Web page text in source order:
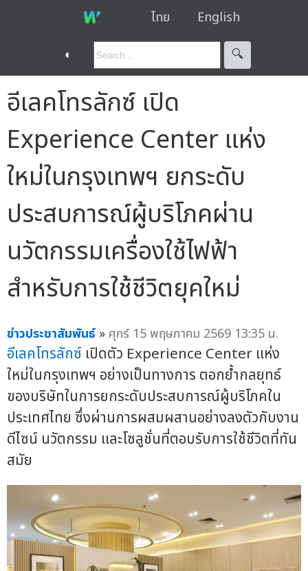
ไทย English
◐ 🔍︎
อีเลคโทรลักซ์ เปิด
Experience Center แห่ง
ใหม่ในกรุงเทพฯ ยกระดับ
ประสบการณ์ผู้บริโภคผ่าน
นวัตกรรมเครื่องใช้ไฟฟ้า
สำหรับการใช้ชีวิตยุคใหม่
ข่าวประชาสัมพันธ์ » ศุกร์ 15 พฤษภาคม 2569 13:35 น.
อีเลคโทรลักซ์ เปิดตัว Experience Center แห่ง
ใหม่ในกรุงเทพฯ อย่างเป็นทางการ ตอกย้ำกลยุทธ์
ของบริษัทในการยกระดับประสบการณ์ผู้บริโภคใน
ประเทศไทย ซึ่งผ่านการผสมผสานอย่างลงตัวกับงาน
ดีไซน์ นวัตกรรม และโซลูชั่นที่ตอบรับการใช้ชีวิตที่ทัน
สมัย